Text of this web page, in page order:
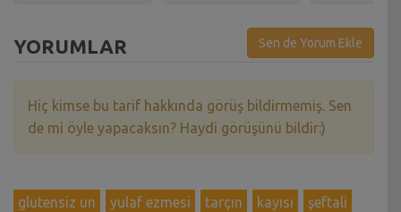
YORUMLAR Sen de Yorum Ekle
Hiç kimse bu tarif hakkında görüş bildirmemiş. Sen
de mi öyle yapacaksın? Haydi görüşünü bildir:)
glutensiz un yulaf ezmesi tarçın kayısı
şeftali